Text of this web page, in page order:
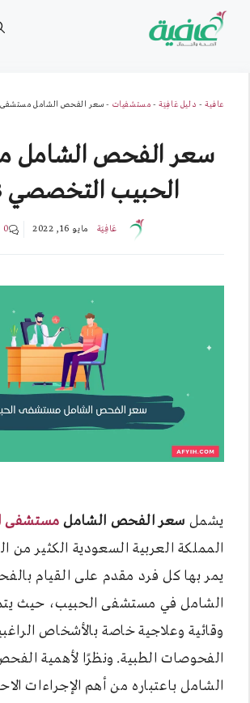
انتقل
عافية - دليل عَافِيَة- مستشفيات - سعر الفحص الشامل مستشفى
سعر الفحص الشامل
الحبيب التخصصي 1443
عَافِيَة مايو 16, 2022 0
يشمل سعر الفحص الشامل مستشفى
المملكة العربية السعودية الكثير من
يمر بها كل فرد مقدم على القيام
الشامل في مستشفى الحبيب، حيث
وقائية وعلاجية خاصة بالأشخاص
الفحوصات الطبية. ونظرًا لأهمية
الشامل باعتباره من أهم الإجراءات